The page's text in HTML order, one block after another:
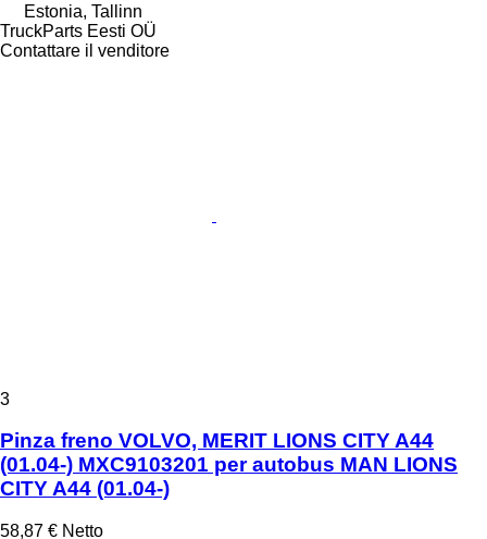
Estonia, Tallinn
TruckParts Eesti OÜ
Contattare il venditore
3
Pinza freno VOLVO, MERIT LIONS CITY A44
(01.04-) MXC9103201 per autobus MAN LIONS
CITY A44 (01.04-)
58,87 € Netto